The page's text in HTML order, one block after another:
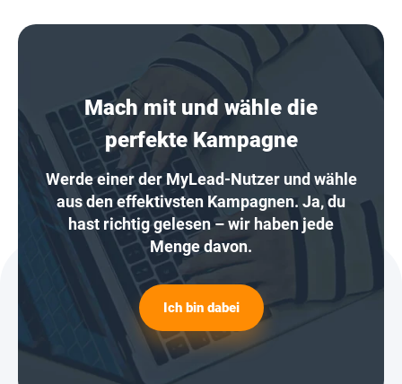
Mach mit und wähle die
perfekte Kampagne
Werde einer der MyLead-Nutzer und wähle
aus den effektivsten Kampagnen. Ja, du
hast richtig gelesen – wir haben jede
Menge davon.
Ich bin dabei